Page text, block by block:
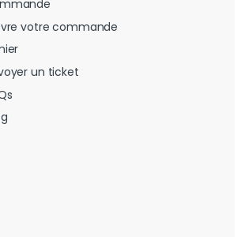
votre commande
un ticket